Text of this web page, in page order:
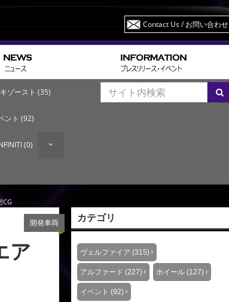
Contact Us/ お問い合わせ
ゾースト (35)
ント (92)
(0)
CG
開発車両
ア
カテゴリ
ヴェルファイア (315)
アルファード (227) ホイール (127)
イベント (92)